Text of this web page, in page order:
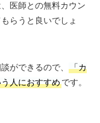
医師との無料カウン
らうと良いでしょ
ができるので、
「カ
人におすすめです。